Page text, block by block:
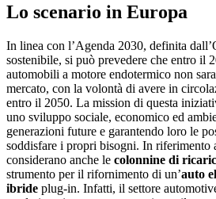
Lo scenario in Europa
In linea con l’Agenda 2030, definita
sostenibile, si può prevedere che entro il
automobili a motore endotermico non
mercato, con la volontà di avere in
entro il 2050. La mission di questa
uno sviluppo sociale, economico ed
generazioni future e garantendo loro le
soddisfare i propri bisogni. In riferimento
considerano anche le colonnine di
strumento per il rifornimento di un’auto
ibride plug-in. Infatti, il settore